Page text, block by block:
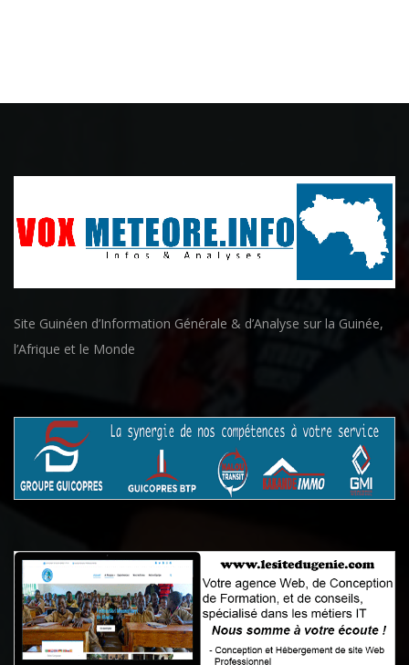
Site Guinéen d’Information Générale & d’Analyse sur la Guinée,
l’Afrique et le Monde